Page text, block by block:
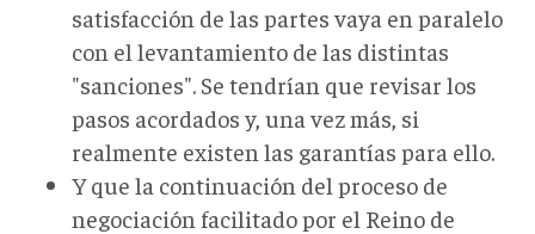
satisfacción de las partes vaya en paralelo
con el levantamiento de las distintas
"sanciones". Se tendrían que revisar los
pasos acordados y, una vez más, si
realmente existen las garantías para ello.
Y que la continuación del proceso de
negociación facilitado por el Reino de